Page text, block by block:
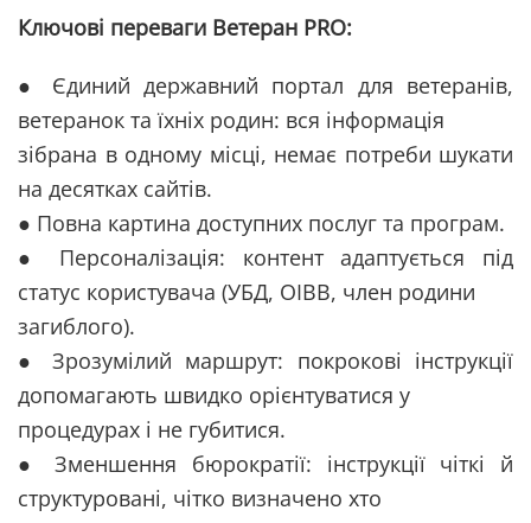
Ключові переваги Ветеран PRO:
● Єдиний державний портал для ветеранів,
ветеранок та їхніх родин: вся інформація
зібрана в одному місці, немає потреби шукати
на десятках сайтів.
● Повна картина доступних послуг та програм.
● Персоналізація: контент адаптується під
статус користувача (УБД, ОІВВ, член родини
загиблого).
● Зрозумілий маршрут: покрокові інструкції
допомагають швидко орієнтуватися у
процедурах і не губитися.
● Зменшення бюрократії: інструкції чіткі й
структуровані, чітко визначено хто